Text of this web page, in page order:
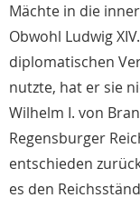
Mächte in die
Obwohl Ludwig
diplomatischen
nutzte, hat er sie
Wilhelm I. von
Regensburger
entschieden
es den